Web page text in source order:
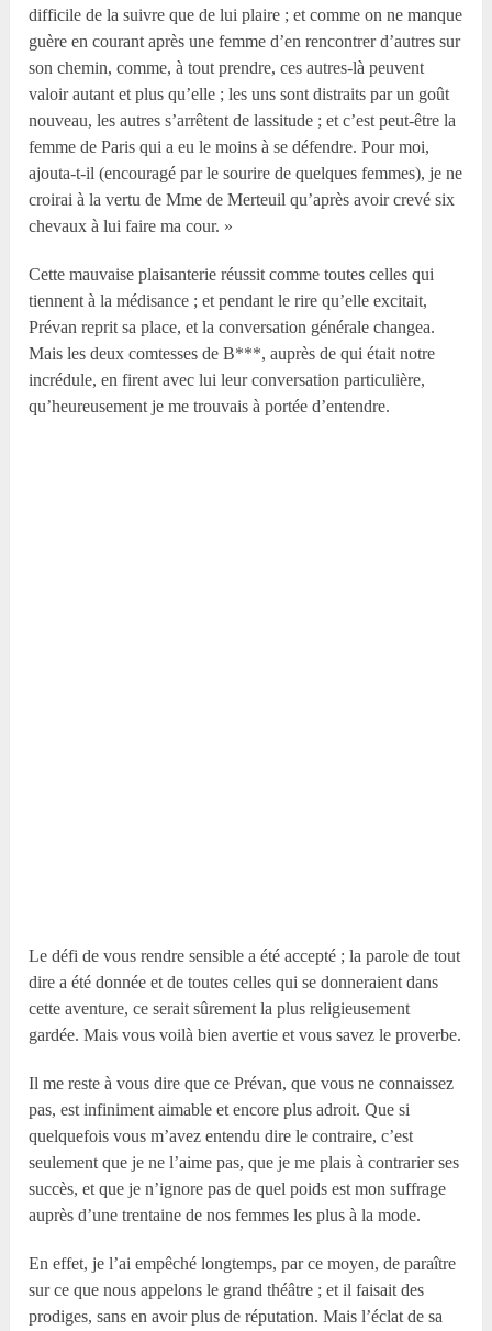
difficile de la suivre que de lui plaire ; et comme on ne manque
guère en courant après une femme d’en rencontrer d’autres sur
son chemin, comme, à tout prendre, ces autres-là peuvent
valoir autant et plus qu’elle ; les uns sont distraits par un goût
nouveau, les autres s’arrêtent de lassitude ; et c’est peut-être la
femme de Paris qui a eu le moins à se défendre. Pour moi,
ajouta-t-il (encouragé par le sourire de quelques femmes), je ne
croirai à la vertu de Mme de Merteuil qu’après avoir crevé six
chevaux à lui faire ma cour. »
Cette mauvaise plaisanterie réussit comme toutes celles qui
tiennent à la médisance ; et pendant le rire qu’elle excitait,
Prévan reprit sa place, et la conversation générale changea.
Mais les deux comtesses de B***, auprès de qui était notre
incrédule, en firent avec lui leur conversation particulière,
qu’heureusement je me trouvais à portée d’entendre.
Le défi de vous rendre sensible a été accepté ; la parole de tout
dire a été donnée et de toutes celles qui se donneraient dans
cette aventure, ce serait sûrement la plus religieusement
gardée. Mais vous voilà bien avertie et vous savez le proverbe.
Il me reste à vous dire que ce Prévan, que vous ne connaissez
pas, est infiniment aimable et encore plus adroit. Que si
quelquefois vous m’avez entendu dire le contraire, c’est
seulement que je ne l’aime pas, que je me plais à contrarier ses
succès, et que je n’ignore pas de quel poids est mon suffrage
auprès d’une trentaine de nos femmes les plus à la mode.
En effet, je l’ai empêché longtemps, par ce moyen, de paraître
sur ce que nous appelons le grand théâtre ; et il faisait des
prodiges, sans en avoir plus de réputation. Mais l’éclat de sa